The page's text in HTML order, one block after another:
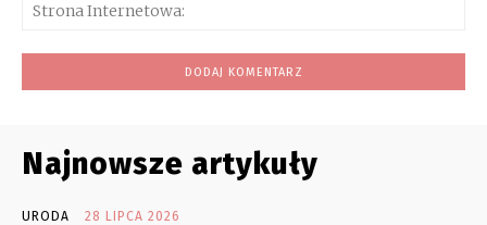
Najnowsze artykuły
URODA 28 LIPCA 2026